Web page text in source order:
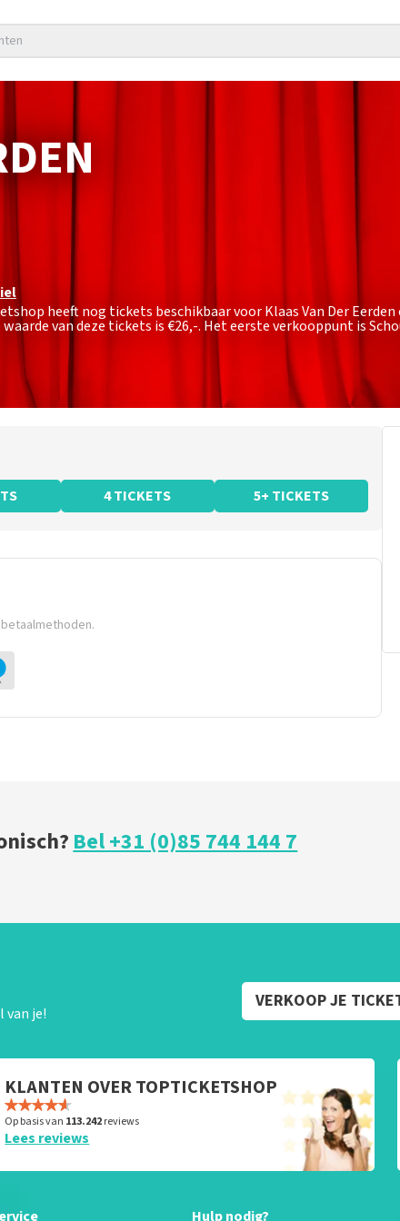
heeft nog tickets beschikbaar voor Klaas Van Der Eerden
van deze tickets is€26,-. Het eerste verkooppunt is
4 TICKETS 5+ TICKETS
Bel +31 (0)85 744 144 7
van je!
VERKOOP JE
KLANTEN OVER TOPTICKETSHOP
Op basis van 113.242reviews
Lees reviews
Hulp nodig?